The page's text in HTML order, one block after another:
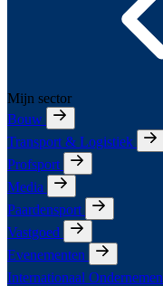
Mijn sector
Bouw
Transport & Logistiek
Profsport
Media
Paardensport
Vastgoed
Evenementen
Internationaal Ondernemen